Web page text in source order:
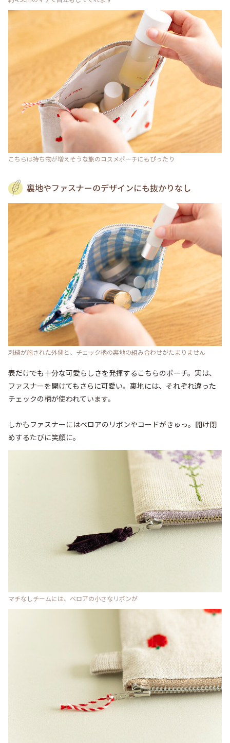
こちらは持ち物が増えそうな旅のコスメポーチにもぴったり
裏地やファスナーのデザインにも抜かりなし
刺繍が施された外側と、チェック柄の裏地の組み合わせがたまりません
表だけでも十分な可愛らしさを発揮するこちらのポーチ。実は、
ファスナーを開けてもさらに可愛い。裏地には、それぞれ違った
チェックの柄が使われています。
しかもファスナーにはベロアのリボンやコードがきゅっ。開け閉
めするたびに笑顔に。
マチなしチームには、ベロアの小さなリボンが